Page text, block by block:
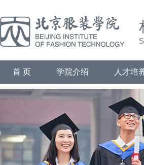
首 页 学院介绍 人才培